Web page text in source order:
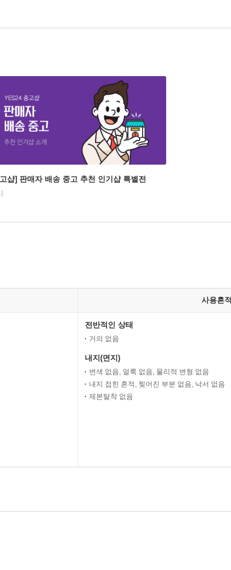
샵] 판매자 배송 중고 추천 인기샵 특별전
사용흔적
전반적인 상태
거의 없음
내지(면지)
변색 없음, 얼룩 없음, 물리적 변형 없음
내지 접힌 흔적, 찢어진 부분 없음, 낙서 없음
제본탈착 없음